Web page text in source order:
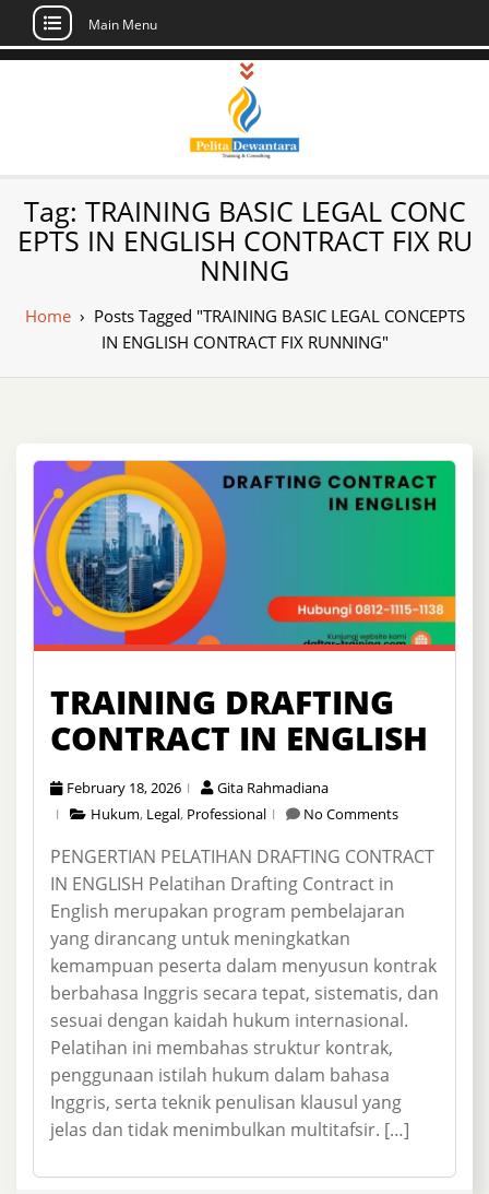
Skip
Main Menu
Pusat Pelatihan
dan Sertifikasi –
Daftar Training
Indonesia
Sertifikasi di Indonesia
Tag: TRAINING BASIC LEGAL CONC
EPTS IN ENGLISH CONTRACT FIX RU
NNING
Home› Posts Tagged "TRAINING BASIC LEGAL CONCEPTS
IN ENGLISH CONTRACT FIX RUNNING"
TRAINING DRAFTING
CONTRACT IN ENGLISH
February 18, 2026
Gita Rahmadiana
Hukum, Legal, Professional No Comments
PENGERTIAN PELATIHAN DRAFTING CONTRACT
IN ENGLISH Pelatihan Drafting Contract in
English merupakan program pembelajaran
yang dirancang untuk meningkatkan
kemampuan peserta dalam menyusun kontrak
berbahasa Inggris secara tepat, sistematis, dan
sesuai dengan kaidah hukum internasional.
Pelatihan ini membahas struktur kontrak,
penggunaan istilah hukum dalam bahasa
Inggris, serta teknik penulisan klausul yang
jelas dan tidak menimbulkan multitafsir. […]